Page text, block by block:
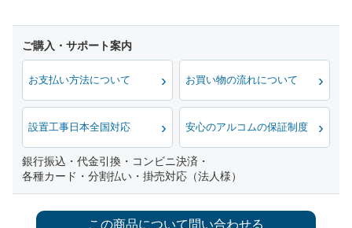
お支払い方法について お買い物の流れについて
設置工事日本全国対応 安心のアルコムの保証制度
銀行振込・代金引換・コンビニ決済・
各種カード・分割払い・掛売対応（法人様）